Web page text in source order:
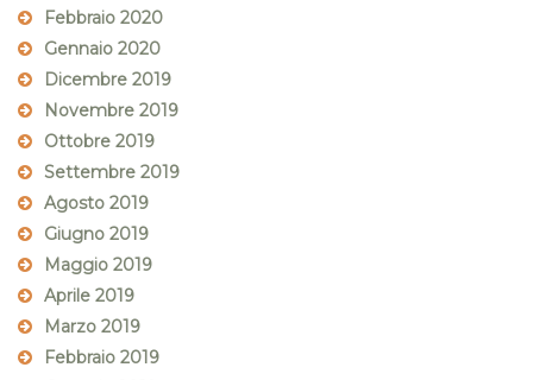
Febbraio 2020
Gennaio 2020
Dicembre 2019
Novembre 2019
Ottobre 2019
Settembre 2019
Agosto 2019
Giugno 2019
Maggio 2019
Aprile 2019
Marzo 2019
Febbraio 2019